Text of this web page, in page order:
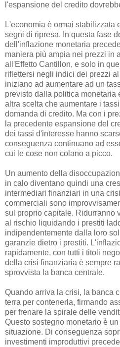
l'espansione del credito
L'economia è ormai stabilizzata
segni di ripresa. In questa fase
dell'inflazione monetaria
maniera più ampia nei prezzi in
all'Effetto Cantillon, e solo in
riflettersi negli indici dei prezzi
iniziano ad aumentare ad un
previsto dalla politica monetaria
altra scelta che aumentare i
domanda di credito. Ma con i
la precedente espansione del
dei tassi d'interesse hanno
conseguenza continuano ad
cui le cose non colano a picco.
Un aumento della
in calo diventano quindi una
intermediari finanziari in una
commerciali sono
sul proprio capitale. Ridurranno
al rischio liquidando i prestiti
indipendentemente dalla loro
garanzie dietro i prestiti.
rapidamente, con tutti i titoli
della crisi finanziaria è sempre
sprovvista la banca centrale.
Quando arriva la crisi, la banca
terra per contenerla, firmando
per frenare la spirale delle
Questo sostegno monetario è
situazione. Di conseguenza
investimenti improduttivi